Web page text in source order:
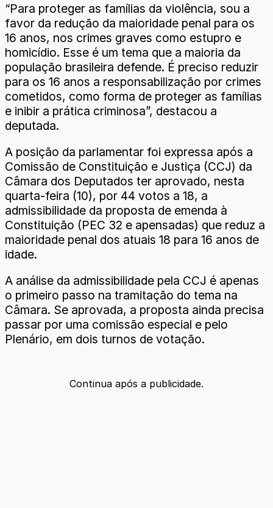
“Para proteger as famílias da violência, sou a
favor da redução da maioridade penal para os
16 anos, nos crimes graves como estupro e
homicídio. Esse é um tema que a maioria da
população brasileira defende. É preciso reduzir
para os 16 anos a responsabilização por crimes
cometidos, como forma de proteger as famílias
e inibir a prática criminosa”, destacou a
deputada.
A posição da parlamentar foi expressa após a
Comissão de Constituição e Justiça (CCJ) da
Câmara dos Deputados ter aprovado, nesta
quarta-feira (10), por 44 votos a 18, a
admissibilidade da proposta de emenda à
Constituição (PEC 32 e apensadas) que reduz a
maioridade penal dos atuais 18 para 16 anos de
idade.
A análise da admissibilidade pela CCJ é apenas
o primeiro passo na tramitação do tema na
Câmara. Se aprovada, a proposta ainda precisa
passar por uma comissão especial e pelo
Plenário, em dois turnos de votação.
Continua após a publicidade.